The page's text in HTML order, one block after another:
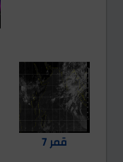
قمر 7